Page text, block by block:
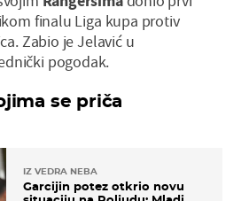
finalu Liga kupa protiv
Zabio je Jelavić u
pogodak.
se priča
IZ VEDRA NEBA
Garcijin potez otkrio novu